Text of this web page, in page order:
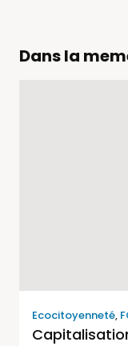
Dans la
Ecocitoyenneté,